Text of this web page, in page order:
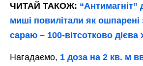
ЧИТАЙ ТАКОЖ: “Антимагніт”
миші повилітали як ошпарені
сараю – 100-вітсотково дієва
Нагадаємо, 1 доза на 2 кв. м